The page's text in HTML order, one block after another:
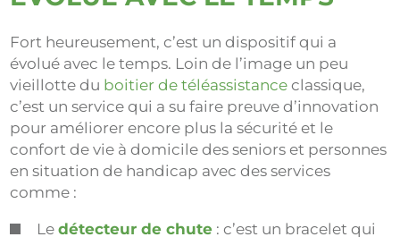
Fort heureusement, c’est un dispositif qui a
évolué avec le temps. Loin de l’image un peu
vieillotte du boitier de téléassistance classique,
c’est un service qui a su faire preuve d’innovation
pour améliorer encore plus la sécurité et le
confort de vie à domicile des seniors et personnes
en situation de handicap avec des services
comme :
Ledétecteur de chute : c’est un bracelet qui